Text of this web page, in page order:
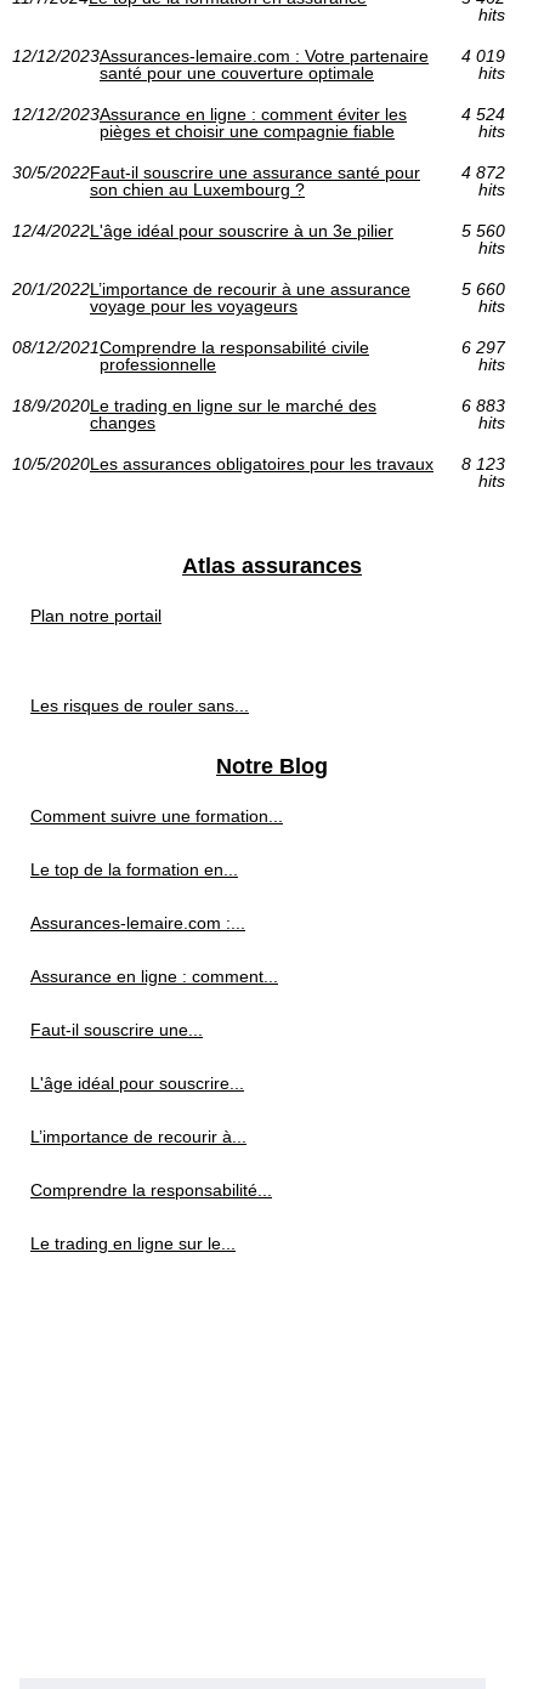
hits
12/12/2023Assurances-lemaire.com : Votre partenaire
santé pour une couverture optimale
4 019
hits
12/12/2023Assurance en ligne : comment éviter les
pièges et choisir une compagnie fiable
4 524
hits
30/5/2022Faut-il souscrire une assurance santé pour
son chien au Luxembourg ?
4 872
hits
12/4/2022L'âge idéal pour souscrire à un 3e pilier
5 560
hits
20/1/2022L’importance de recourir à une assurance
voyage pour les voyageurs
5 660
hits
08/12/2021Comprendre la responsabilité civile
professionnelle
6 297
hits
18/9/2020Le trading en ligne sur le marché des
changes
6 883
hits
10/5/2020Les assurances obligatoires pour les travaux
8 123
hits
Atlas assurances
Plan notre portail
Les risques de rouler sans...
Notre Blog
Comment suivre une formation...
Le top de la formation en...
Assurances-lemaire.com :...
Assurance en ligne : comment...
Faut-il souscrire une...
L'âge idéal pour souscrire...
L’importance de recourir à...
Comprendre la responsabilité...
Le trading en ligne sur le...